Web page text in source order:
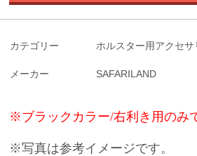
カテゴリー ホルスター用アクセサ
メーカー SAFARILAND
※ブラックカラー/右利き用のみ
※写真は参考イメージです。